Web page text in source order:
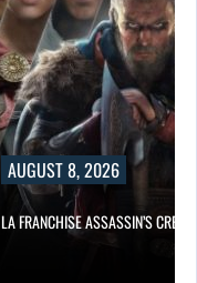
AUGUST 8, 2026
LA FRANCHISE ASSASSIN’S